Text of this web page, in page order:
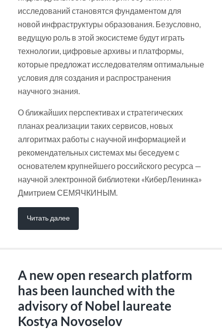
исследований становятся фундаментом для
новой инфраструктуры образования. Безусловно,
ведущую роль в этой экосистеме будут играть
технологии, цифровые архивы и платформы,
которые предложат исследователям оптимальные
условия для создания и распространения
научного знания.
О ближайших перспективах и стратегических
планах реализации таких сервисов, новых
алгоритмах работы с научной информацией и
рекомендательных системах мы беседуем с
основателем крупнейшего российского ресурса —
научной электронной библиотеки «КиберЛенинка»
Дмитрием СЕМЯЧКИНЫМ.
Читать далее
A new open research platform
has been launched with the
advisory of Nobel laureate
Kostya Novoselov